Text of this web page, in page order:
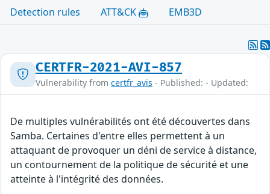
Detection rules
ATT&CK EMB3D
CERTFR-2021-AVI-857
Vulnerability from certfr_avis - Published: - Updated:
De multiples vulnérabilités ont été découvertes dans
Samba. Certaines d'entre elles permettent à un
attaquant de provoquer un déni de service à distance,
un contournement de la politique de sécurité et une
atteinte à l'intégrité des données.